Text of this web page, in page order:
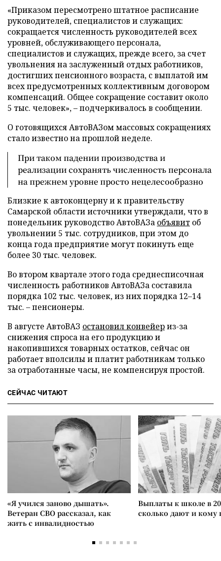
«Приказом пересмотрено штатное расписание
руководителей, специалистов и служащих:
сокращается численность руководителей всех
уровней, обслуживающего персонала,
специалистов и служащих, прежде всего, за счет
увольнения на заслуженный отдых работников,
достигших пенсионного возраста, с выплатой им
всех предусмотренных коллективным договором
компенсаций. Общее сокращение составит около
5 тыс. человек», – подчеркивалось в сообщении.
О готовящихся АвтоВАЗом массовых сокращениях
стало известно на прошлой неделе.
При таком падении производства и
реализации сохранять численность персонала
на прежнем уровне просто нецелесообразно
Близкие к автоконцерну и к правительству
Самарской области источники утверждали, что в
понедельник руководство АвтоВАЗа объявит об
увольнении 5 тыс. сотрудников, при этом до
конца года предприятие могут покинуть еще
более 30 тыс. человек.
Во втором квартале этого года среднесписочная
численность работников АвтоВАЗа составила
порядка 102 тыс. человек, из них порядка 12–14
тыс. – пенсионеры.
В августе АвтоВАЗ остановил конвейериз-за
снижения спроса на его продукцию и
накопившихся товарных остатков, сейчас он
работает вполсилы и платит работникам только
за отработанные часы, не компенсируя простой.
СЕЙЧАС ЧИТАЮТ
«Я учился заново дышать».
Ветеран СВО рассказал, как
жить с инвалидностью
Выплаты к школе в
сколько дают и